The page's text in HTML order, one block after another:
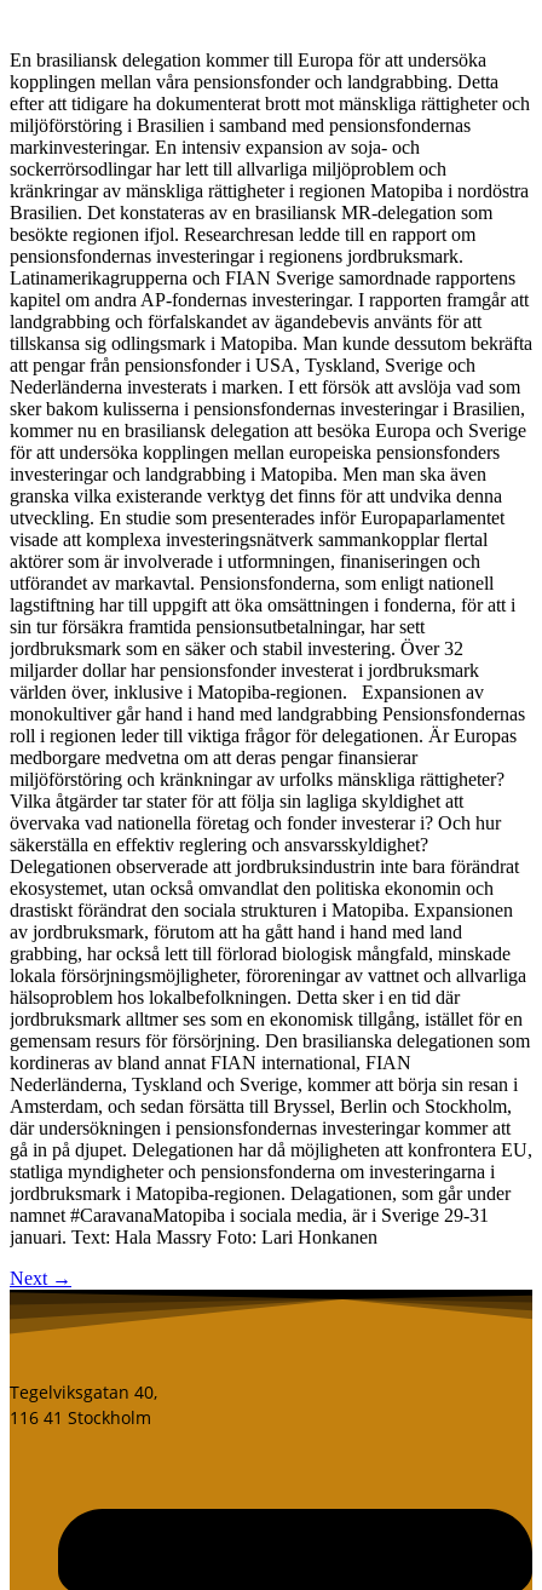
En brasiliansk delegation kommer till Europa för att undersöka
kopplingen mellan våra pensionsfonder och landgrabbing. Detta
efter att tidigare ha dokumenterat brott mot mänskliga rättigheter och
miljöförstöring i Brasilien i samband med pensionsfondernas
markinvesteringar. En intensiv expansion av soja- och
sockerrörsodlingar har lett till allvarliga miljöproblem och
kränkringar av mänskliga rättigheter i regionen Matopiba i nordöstra
Brasilien. Det konstateras av en brasiliansk MR-delegation som
besökte regionen ifjol. Researchresan ledde till en rapport om
pensionsfondernas investeringar i regionens jordbruksmark.
Latinamerikagrupperna och FIAN Sverige samordnade rapportens
kapitel om andra AP-fondernas investeringar. I rapporten framgår att
landgrabbing och förfalskandet av ägandebevis använts för att
tillskansa sig odlingsmark i Matopiba. Man kunde dessutom bekräfta
att pengar från pensionsfonder i USA, Tyskland, Sverige och
Nederländerna investerats i marken. I ett försök att avslöja vad som
sker bakom kulisserna i pensionsfondernas investeringar i Brasilien,
kommer nu en brasiliansk delegation att besöka Europa och Sverige
för att undersöka kopplingen mellan europeiska pensionsfonders
investeringar och landgrabbing i Matopiba. Men man ska även
granska vilka existerande verktyg det finns för att undvika denna
utveckling. En studie som presenterades inför Europaparlamentet
visade att komplexa investeringsnätverk sammankopplar flertal
aktörer som är involverade i utformningen, finaniseringen och
utförandet av markavtal. Pensionsfonderna, som enligt nationell
lagstiftning har till uppgift att öka omsättningen i fonderna, för att i
sin tur försäkra framtida pensionsutbetalningar, har sett
jordbruksmark som en säker och stabil investering. Över 32
miljarder dollar har pensionsfonder investerat i jordbruksmark
världen över, inklusive i Matopiba-regionen. Expansionen av
monokultiver går hand i hand med landgrabbing Pensionsfondernas
roll i regionen leder till viktiga frågor för delegationen. Är Europas
medborgare medvetna om att deras pengar finansierar
miljöförstöring och kränkningar av urfolks mänskliga rättigheter?
Vilka åtgärder tar stater för att följa sin lagliga skyldighet att
övervaka vad nationella företag och fonder investerar i? Och hur
säkerställa en effektiv reglering och ansvarsskyldighet?
Delegationen observerade att jordbruksindustrin inte bara förändrat
ekosystemet, utan också omvandlat den politiska ekonomin och
drastiskt förändrat den sociala strukturen i Matopiba. Expansionen
av jordbruksmark, förutom att ha gått hand i hand med land
grabbing, har också lett till förlorad biologisk mångfald, minskade
lokala försörjningsmöjligheter, föroreningar av vattnet och allvarliga
hälsoproblem hos lokalbefolkningen. Detta sker i en tid där
jordbruksmark alltmer ses som en ekonomisk tillgång, istället för en
gemensam resurs för försörjning. Den brasilianska delegationen som
kordineras av bland annat FIAN international, FIAN
Nederländerna, Tyskland och Sverige, kommer att börja sin resan i
Amsterdam, och sedan försätta till Bryssel, Berlin och Stockholm,
där undersökningen i pensionsfondernas investeringar kommer att
gå in på djupet. Delegationen har då möjligheten att konfrontera EU,
statliga myndigheter och pensionsfonderna om investeringarna i
jordbruksmark i Matopiba-regionen. Delagationen, som går under
namnet #CaravanaMatopiba i sociala media, är i Sverige 29-31
januari. Text: Hala Massry Foto: Lari Honkanen
Next →
Tegelviksgatan 40,
116 41 Stockholm